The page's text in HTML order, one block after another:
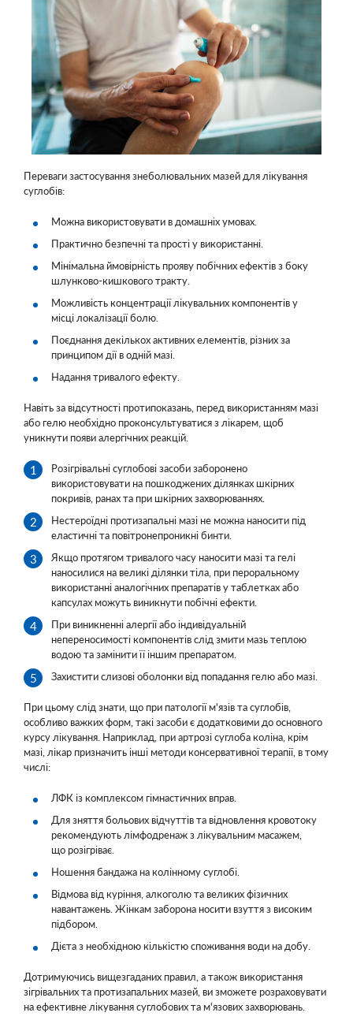
Переваги застосування знеболювальних мазей для лікування
суглобів:
Можна використовувати в домашніх умовах.
Практично безпечні та прості у використанні.
Мінімальна ймовірність прояву побічних ефектів з боку
шлунково-кишкового тракту.
Можливість концентрації лікувальних компонентів у
місці локалізації болю.
Поєднання декількох активних елементів, різних за
принципом дії в одній мазі.
Надання тривалого ефекту.
Навіть за відсутності протипоказань, перед використанням мазі
або гелю необхідно проконсультуватися з лікарем, щоб
уникнути появи алергічних реакцій.
Розігрівальні суглобові засоби заборонено
використовувати на пошкоджених ділянках шкірних
покривів, ранах та при шкірних захворюваннях.
Нестероїдні протизапальні мазі не можна наносити під
еластичні та повітронепроникні бинти.
Якщо протягом тривалого часу наносити мазі та гелі
наносилися на великі ділянки тіла, при пероральному
використанні аналогічних препаратів у таблетках або
капсулах можуть виникнути побічні ефекти.
При виникненні алергії або індивідуальній
непереносимості компонентів слід змити мазь теплою
водою та замінити її іншим препаратом.
Захистити слизові оболонки від попадання гелю або мазі.
При цьому слід знати, що при патології м'язів та суглобів,
особливо важких форм, такі засоби є додатковими до основного
курсу лікування. Наприклад, при артрозі суглоба коліна, крім
мазі, лікар призначить інші методи консервативної терапії, в тому
числі:
ЛФК із комплексом гімнастичних вправ.
Для зняття больових відчуттів та відновлення кровотоку
рекомендують лімфодренаж з лікувальним масажем,
що розігріває.
Ношення бандажа на колінному суглобі.
Відмова від куріння, алкоголю та великих фізичних
навантажень. Жінкам заборона носити взуття з високим
підбором.
Дієта з необхідною кількістю споживання води на добу.
Дотримуючись вищезгаданих правил, а також використання
зігрівальних та протизапальних мазей, ви зможете розраховувати
на ефективне лікування суглобових та м'язових захворювань.